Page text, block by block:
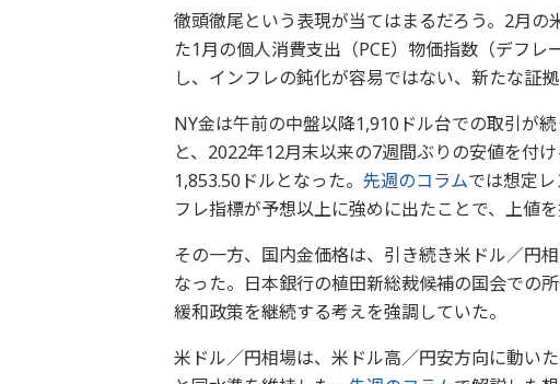
徹頭徹尾という表現が当てはまるだろう。2月
た1月の個人消費支出（PCE）物価指数（デフ
し、インフレの鈍化が容易ではない、新たな証拠
NY金は午前の中盤以降1,910ドル台での取引が
と、2022年12月末以来の7週間ぶりの安値を付
1,853.50ドルとなった。 先週のコラムでは想定
フレ指標が予想以上に強めに出たことで、上値
その一方、国内金価格は、引き続き米ドル／円
なった。日本銀行の植田新総裁候補の国会での
緩和政策を継続する考えを強調していた。
米ドル／円相場は、米ドル高／円安方向に動い